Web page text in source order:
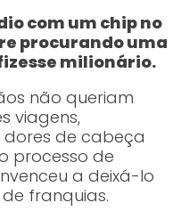
com um chip no
procurando uma
milionário.
não queriam
viagens,
de cabeça
processo de
a deixá-lo
franquias.